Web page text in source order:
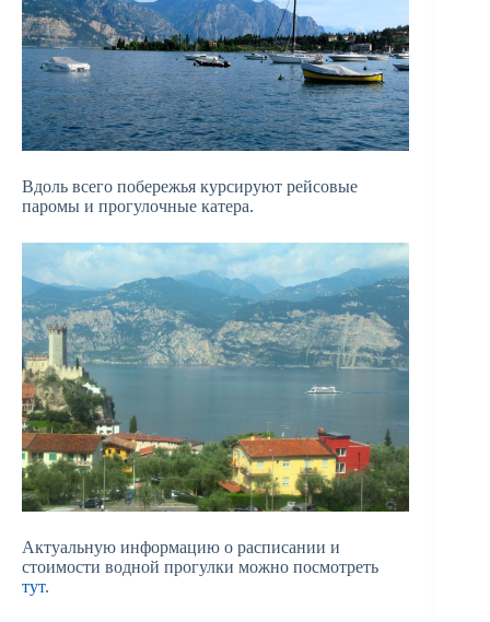
Вдоль всего побережья курсируют рейсовые
паромы и прогулочные катера.
Актуальную информацию о расписании и
стоимости водной прогулки можно посмотреть
тут.